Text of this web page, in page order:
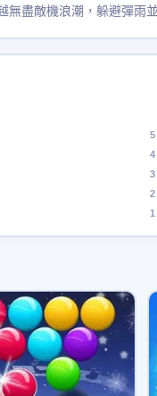
盡敵機浪潮，躲避彈雨